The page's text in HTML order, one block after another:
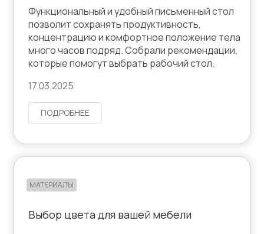
Функциональный и удобный письменный стол
позволит сохранять продуктивность,
концентрацию и комфортное положение тела
много часов подряд. Собрали рекомендации,
которые помогут выбрать рабочий стол.
17.03.2025
ПОДРОБНЕЕ
МАТЕРИАЛЫ
Выбор цвета для вашей мебели